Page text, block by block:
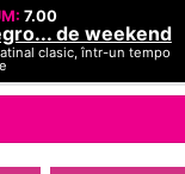
7.00
de weekend
clasic, într-un tempo